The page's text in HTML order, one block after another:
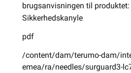
brugsanvisningen til
Sikkerhedskanyle
pdf
/content/dam/terumo-dam/
emea/ra/needles/surguard3-